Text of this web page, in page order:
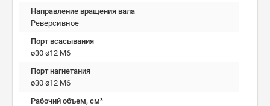
Направление вращения вала
Реверсивное
Порт всасывания
ø30 ø12 М6
Порт нагнетания
ø30 ø12 М6
Рабочий объем, см³